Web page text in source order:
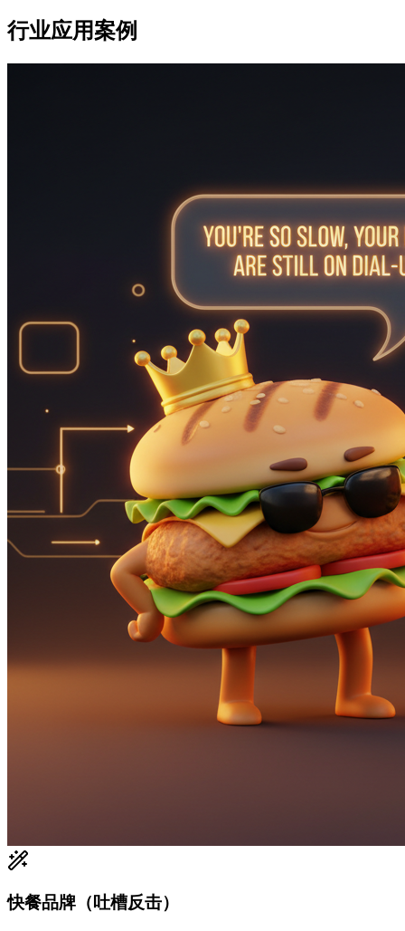
行业应用案例
快餐品牌（吐槽反击）